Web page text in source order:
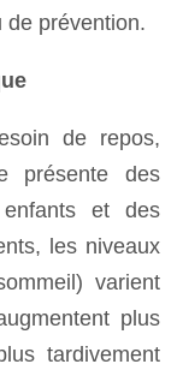
de prévention.
de repos,
présente des
et des
les niveaux
varient
plus
tardivement